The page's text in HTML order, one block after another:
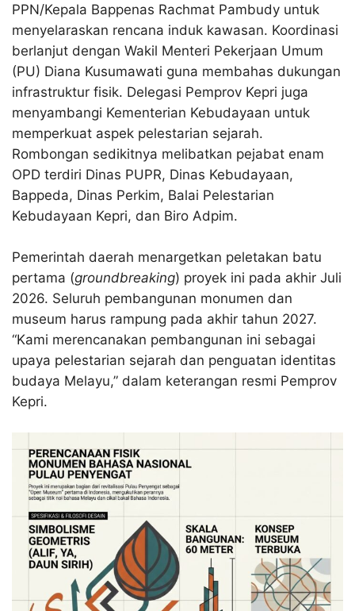
PPN/Kepala Bappenas Rachmat Pambudy untuk
menyelaraskan rencana induk kawasan. Koordinasi
berlanjut dengan Wakil Menteri Pekerjaan Umum
(PU) Diana Kusumawati guna membahas dukungan
infrastruktur fisik. Delegasi Pemprov Kepri juga
menyambangi Kementerian Kebudayaan untuk
memperkuat aspek pelestarian sejarah.
Rombongan sedikitnya melibatkan pejabat enam
OPD terdiri Dinas PUPR, Dinas Kebudayaan,
Bappeda, Dinas Perkim, Balai Pelestarian
Kebudayaan Kepri, dan Biro Adpim.
Pemerintah daerah menargetkan peletakan batu
pertama (groundbreaking) proyek ini pada akhir Juli
2026. Seluruh pembangunan monumen dan
museum harus rampung pada akhir tahun 2027.
“Kami merencanakan pembangunan ini sebagai
upaya pelestarian sejarah dan penguatan identitas
budaya Melayu,” dalam keterangan resmi Pemprov
Kepri.